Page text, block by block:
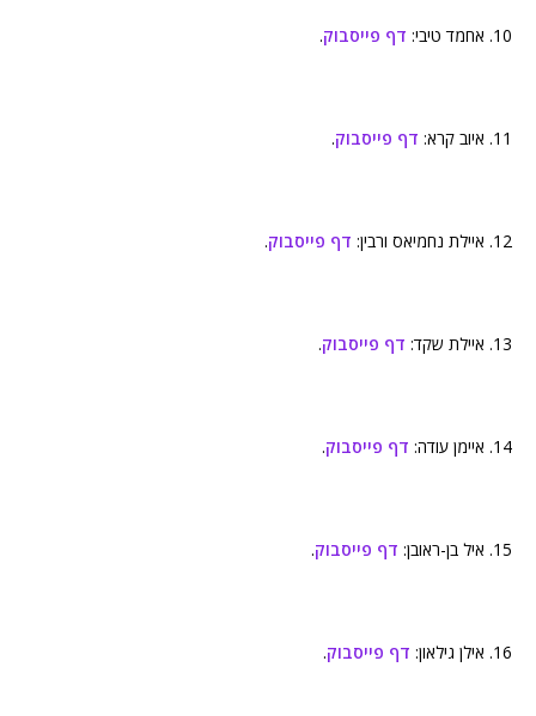
10. אחמד טיבי: דף פייסבוק.
11. איוב קרא: דף פייסבוק.
12. איילת נחמיאס ורבין: דף פייסבוק.
13. איילת שקד: דף פייסבוק.
14. איימן עודה: דף פייסבוק.
15. איל בן-ראובן: דף פייסבוק.
16. אילן גילאון: דף פייסבוק.